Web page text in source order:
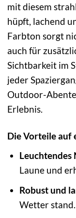
mit diesem
hüpft, lachend
Farbton sorgt
auch für
Sichtbarkeit im
jeder
Outdoor-
Erlebnis.
Die Vorteile auf
Leuchtendes
Laune und
Robust und
Wetter stand.